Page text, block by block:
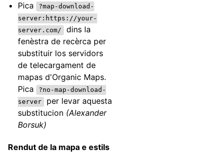
Pica
?map-download-
server:https://your-
server.com/
dins la
fenèstra de recèrca per
substituir los servidors
de telecargament de
mapas d'Organic Maps.
Pica
?no-map-download-
server
per levar aquesta
substitucion (Alexander
Borsuk)
Rendut de la mapa e estils